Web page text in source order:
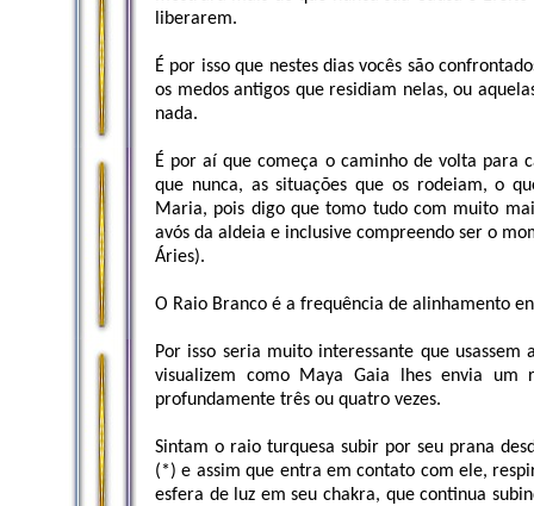
liberarem.
É por isso que nestes dias vocês são
os medos antigos que residiam nelas, ou
nada.
É por aí que começa o caminho de volta para
que nunca, as situações que os rodeiam, o
Maria, pois digo que tomo tudo com muito
avós da aldeia e inclusive compreendo ser o
Áries).
O Raio Branco é a frequência de alinhamento
Por isso seria muito interessante que
visualizem como Maya Gaia lhes envia
profundamente três ou quatro vezes.
Sintam o raio turquesa subir por seu prana
(*) e assim que entra em contato com ele,
esfera de luz em seu chakra, que continua